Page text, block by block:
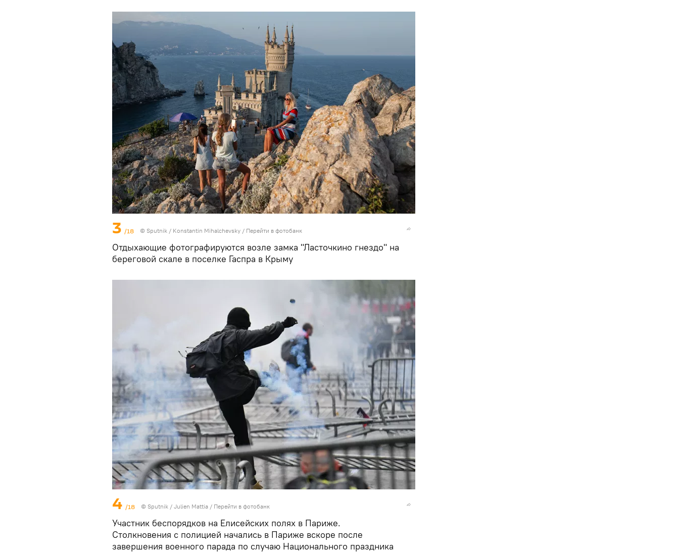
3 /18 © Sputnik / Konstantin Mihalchevsky / Перейти в фотобанк
Отдыхающие фотографируются возле замка "Ласточкино гнездо" на
береговой скале в поселке Гаспра в Крыму
4 /18 © Sputnik / Julien Mattia / Перейти в фотобанк
Участник беспорядков на Елисейских полях в Париже.
Столкновения с полицией начались в Париже вскоре после
завершения военного парада по случаю Национального праздника